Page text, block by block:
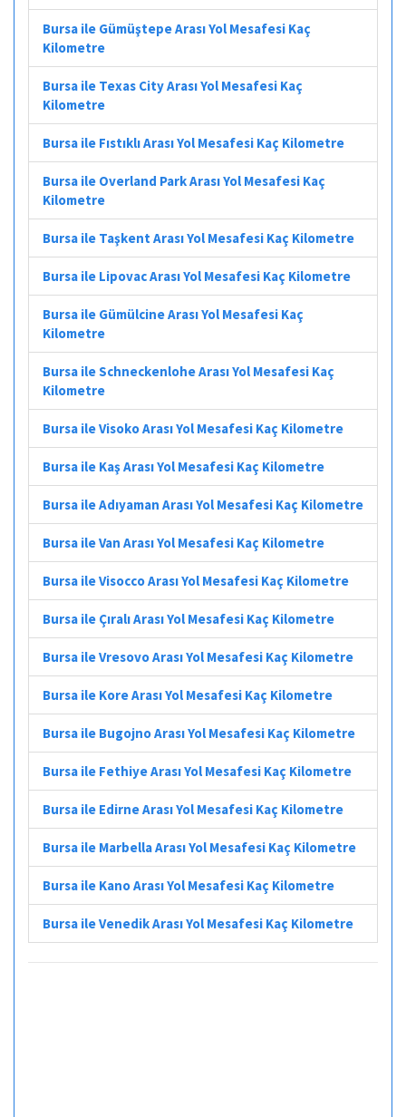
Bursa ile Gümüştepe Arası Yol Mesafesi Kaç
Kilometre
Bursa ile Texas City Arası Yol Mesafesi Kaç
Kilometre
Bursa ile Fıstıklı Arası Yol Mesafesi Kaç Kilometre
Bursa ile Overland Park Arası Yol Mesafesi Kaç
Kilometre
Bursa ile Taşkent Arası Yol Mesafesi Kaç Kilometre
Bursa ile Lipovac Arası Yol Mesafesi Kaç Kilometre
Bursa ile Gümülcine Arası Yol Mesafesi Kaç
Kilometre
Bursa ile Schneckenlohe Arası Yol Mesafesi Kaç
Kilometre
Bursa ile Visoko Arası Yol Mesafesi Kaç Kilometre
Bursa ile Kaş Arası Yol Mesafesi Kaç Kilometre
Bursa ile Adıyaman Arası Yol Mesafesi Kaç Kilometre
Bursa ile Van Arası Yol Mesafesi Kaç Kilometre
Bursa ile Visocco Arası Yol Mesafesi Kaç Kilometre
Bursa ile Çıralı Arası Yol Mesafesi Kaç Kilometre
Bursa ile Vresovo Arası Yol Mesafesi Kaç Kilometre
Bursa ile Kore Arası Yol Mesafesi Kaç Kilometre
Bursa ile Bugojno Arası Yol Mesafesi Kaç Kilometre
Bursa ile Fethiye Arası Yol Mesafesi Kaç Kilometre
Bursa ile Edirne Arası Yol Mesafesi Kaç Kilometre
Bursa ile Marbella Arası Yol Mesafesi Kaç Kilometre
Bursa ile Kano Arası Yol Mesafesi Kaç Kilometre
Bursa ile Venedik Arası Yol Mesafesi Kaç Kilometre